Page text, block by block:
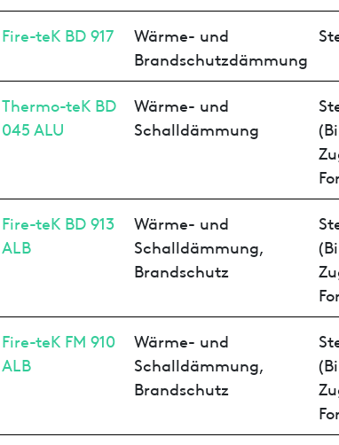
Fire-teK BD 917
Wärme- und
Brandschutzdämmung
Thermo-teK BD
045 ALU
Wärme- und
Schalldämmung
Fire-teK BD 913
ALB
Wärme- und
Schalldämmung,
Brandschutz
Fire-teK FM 910
ALB
Wärme- und
Schalldämmung,
Brandschutz